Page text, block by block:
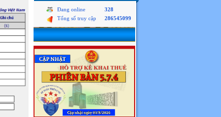
Đang online
328
Tổng số truy cập
286545099